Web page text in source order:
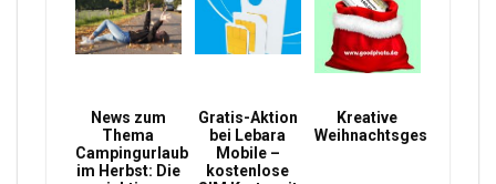
News zum
Thema
Campingurlaub
im Herbst: Die
Gratis-Aktion
bei Lebara
Mobile –
kostenlose
Kreative
Weihnachtsgeschenke